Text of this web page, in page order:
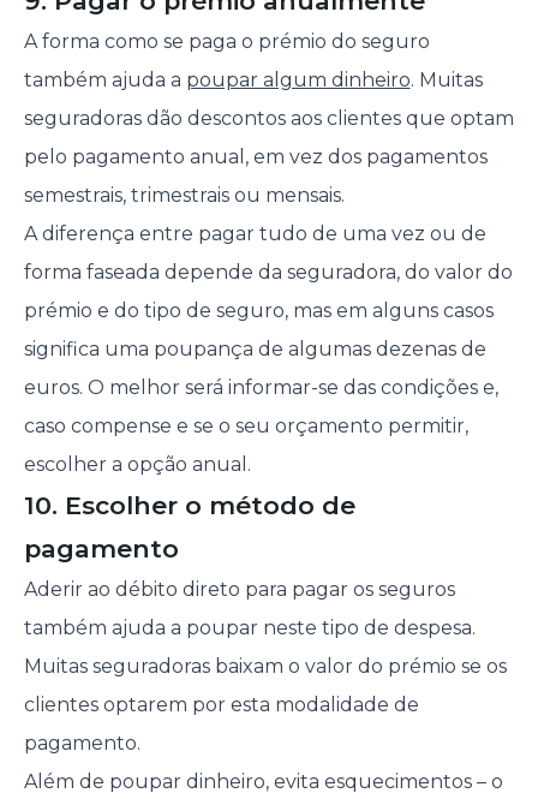
A forma como se paga o prémio do seguro
também ajuda a poupar algum dinheiro. Muitas
seguradoras dão descontos aos clientes que optam
pelo pagamento anual, em vez dos pagamentos
semestrais, trimestrais ou mensais.
A diferença entre pagar tudo de uma vez ou de
forma faseada depende da seguradora, do valor do
prémio e do tipo de seguro, mas em alguns casos
significa uma poupança de algumas dezenas de
euros. O melhor será informar-se das condições e,
caso compense e se o seu orçamento permitir,
escolher a opção anual.
10. Escolher o método de
pagamento
Aderir ao débito direto para pagar os seguros
também ajuda a poupar neste tipo de despesa.
Muitas seguradoras baixam o valor do prémio se os
clientes optarem por esta modalidade de
pagamento.
Além de poupar dinheiro, evita esquecimentos – o